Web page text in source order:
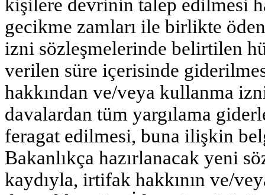
kişilere devrinin talep edilmesi
gecikme zamları ile birlikte
izni sözleşmelerinde belirtilen
verilen süre içerisinde
hakkından ve/veya kullanma
davalardan tüm yargılama
feragat edilmesi, buna ilişkin
Bakanlıkça hazırlanacak yeni
kaydıyla, irtifak hakkının ve/